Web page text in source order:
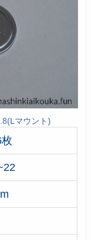
マウント)